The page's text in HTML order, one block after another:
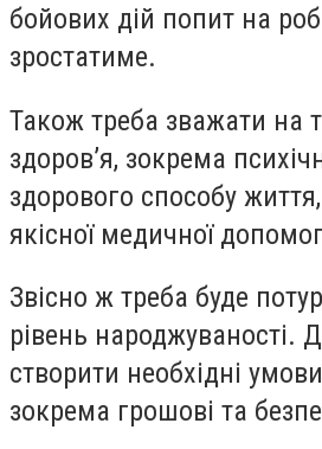
бойових дій попит на
зростатиме.
Також треба зважати на
здоров’я, зокрема
здорового способу
якісної медичної
Звісно ж треба буде
рівень народжуваності.
створити необхідні
зокрема грошові та